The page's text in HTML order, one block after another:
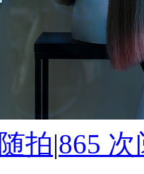
随拍|865